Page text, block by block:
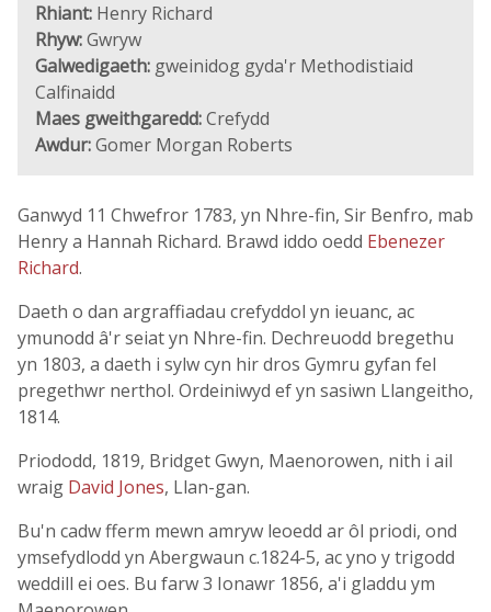
Rhiant: Henry Richard
Rhyw:Gwryw
Galwedigaeth: gweinidog gyda'r Methodistiaid
Calfinaidd
Maes gweithgaredd:Crefydd
Awdur:Gomer Morgan Roberts
Ganwyd 11 Chwefror 1783, yn Nhre-fin, Sir Benfro, mab
Henry a Hannah Richard. Brawd iddo oedd Ebenezer
Richard.
Daeth o dan argraffiadau crefyddol yn ieuanc, ac
ymunodd â'r seiat yn Nhre-fin. Dechreuodd bregethu
yn 1803, a daeth i sylw cyn hir dros Gymru gyfan fel
pregethwr nerthol. Ordeiniwyd ef yn sasiwn Llangeitho,
1814.
Priododd, 1819, Bridget Gwyn, Maenorowen, nith i ail
wraig David Jones, Llan-gan.
Bu'n cadw fferm mewn amryw leoedd ar ôl priodi, ond
ymsefydlodd yn Abergwaun c.1824-5, ac yno y trigodd
weddill ei oes. Bu farw 3 Ionawr 1856, a'i gladdu ym